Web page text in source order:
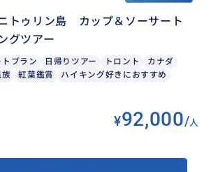
トゥリン島 カップ＆ソーサート
グツアー
プラン 日帰りツアー トロント
カナダ
紅葉鑑賞
ハイキング好きにおすすめ
¥92,000/人